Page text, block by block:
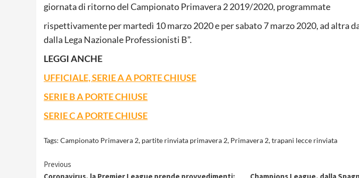
giornata di ritorno del Campionato Primavera 2 2019/2020, programmate
rispettivamente per martedì 10 marzo 2020 e per sabato 7 marzo 2020, ad altra
dalla Lega Nazionale Professionisti B”.
LEGGI ANCHE
UFFICIALE, SERIE A A PORTE CHIUSE
SERIE B A PORTE CHIUSE
SERIE C A PORTE CHIUSE
Tags: Campionato Primavera 2, partite rinviata primavera 2, Primavera 2,trapani lecce rinviata
Continue
Previous
Coronavirus, la Premier League prende provvedimenti:
Champions League, dalla